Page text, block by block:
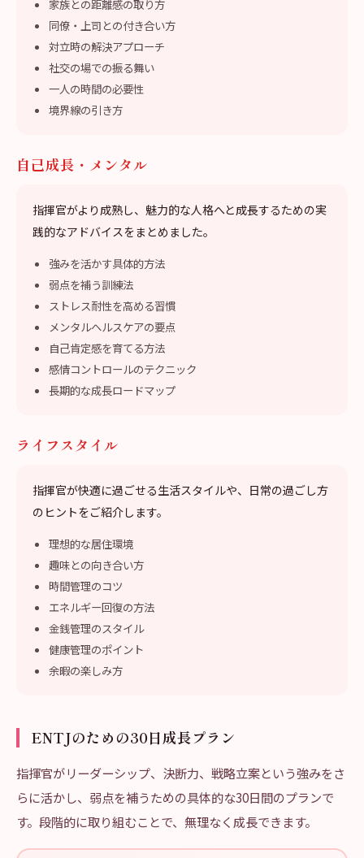
家族との距離感の取り方
同僚・上司との付き合い方
対立時の解決アプローチ
社交の場での振る舞い
一人の時間の必要性
境界線の引き方
自己成長・メンタル
指揮官がより成熟し、魅力的な人格へと成長するための実
践的なアドバイスをまとめました。
強みを活かす具体的方法
弱点を補う訓練法
ストレス耐性を高める習慣
メンタルヘルスケアの要点
自己肯定感を育てる方法
感情コントロールのテクニック
長期的な成長ロードマップ
ライフスタイル
指揮官が快適に過ごせる生活スタイルや、日常の過ごし方
のヒントをご紹介します。
理想的な居住環境
趣味との向き合い方
時間管理のコツ
エネルギー回復の方法
金銭管理のスタイル
健康管理のポイント
余暇の楽しみ方
ENTJのための30日成長プラン
指揮官がリーダーシップ、決断力、戦略立案という強みをさ
らに活かし、弱点を補うための具体的な30日間のプランで
す。段階的に取り組むことで、無理なく成長できます。